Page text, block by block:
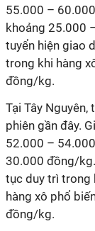
55.000 –
khoảng 25.000
tuyển hiện giao
trong khi hàng
đồng/kg.
Tại Tây
phiên gần đây.
52.000 –
30.000 đồng/
tục duy trì trong
hàng xô phổ
đồng/kg.